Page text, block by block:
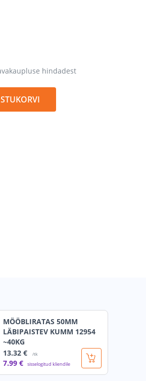
hindadest
MÖÖBLIRATAS 50MM
LÄBIPAISTEV KUMM 12954
~40KG
13.32 € /tk
7.99 € sisselogitud kliendile